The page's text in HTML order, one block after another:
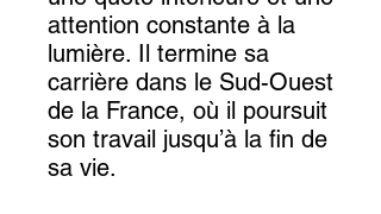
attention constante à la
lumière. Il termine sa
carrière dans le Sud-Ouest
de la France, où il poursuit
son travail jusqu’à la fin de
sa vie.